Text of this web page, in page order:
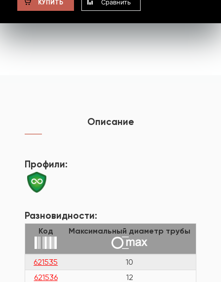
КУПИТЬ Сравнить
Описание
Профили:
Разновидности:
Код Максимальный диаметр трубы
621535 10
621536
12